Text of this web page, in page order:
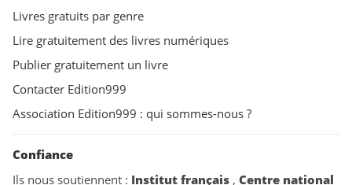
Livres gratuits par genre
Lire gratuitement des livres numériques
Publier gratuitement un livre
Contacter Edition999
Association Edition999 : qui sommes-nous ?
Confiance
Ils nous soutiennent : Institut français , Centre national